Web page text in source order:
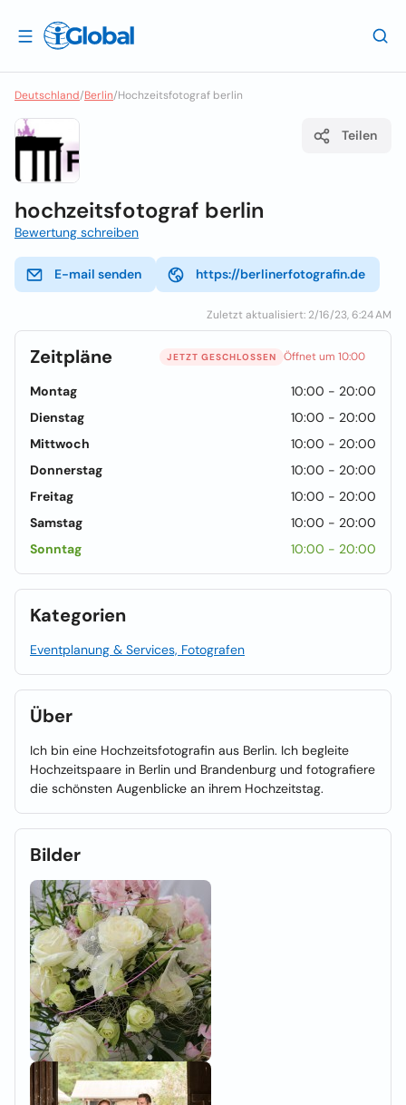
Deutschland/Berlin/Hochzeitsfotograf berlin
Teilen
hochzeitsfotograf berlin
Bewertung schreiben
E-mail senden https://berlinerfotografin.de
Zuletzt aktualisiert: 2/16/23, 6:24 AM
Zeitpläne JETZT GESCHLOSSEN Öffnet um 10:00
Montag
10:00 - 20:00
Dienstag
10:00 - 20:00
Mittwoch
10:00 - 20:00
Donnerstag
10:00 - 20:00
Freitag
10:00 - 20:00
Samstag
10:00 - 20:00
Sonntag
10:00 - 20:00
Kategorien
Eventplanung & Services, Fotografen
Über
Ich bin eine Hochzeitsfotografin aus Berlin. Ich begleite
Hochzeitspaare in Berlin und Brandenburg und fotografiere
die schönsten Augenblicke an ihrem Hochzeitstag.
Bilder